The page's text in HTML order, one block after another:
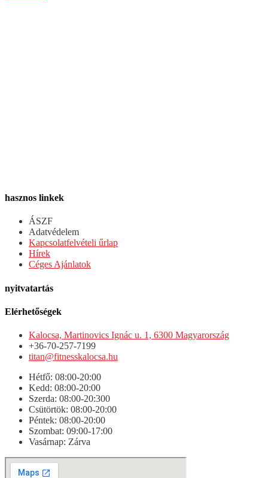
hasznos linkek
ÁSZF
Adatvédelem
Kapcsolatfelvételi űrlap
Hírek
Céges Ajánlatok
nyitvatartás
Elérhetőségek
Kalocsa, Martinovics Ignác u. 1, 6300 Magyarország
+36-70-257-7199
titan@fitnesskalocsa.hu
Hétfő: 08:00-20:00
Kedd: 08:00-20:00
Szerda: 08:00-20:300
Csütörtök: 08:00-20:00
Péntek: 08:00-20:00
Szombat: 09:00-17:00
Vasárnap: Zárva